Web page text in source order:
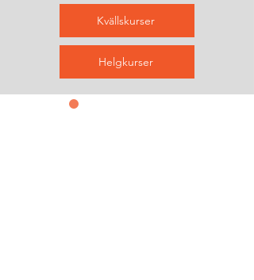
Kvällskurser
Helgkurser